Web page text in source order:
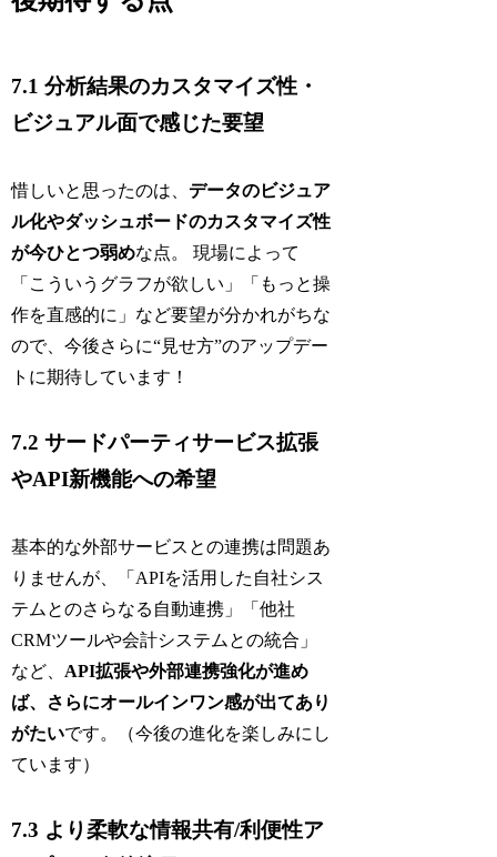
7.1 分析結果のカスタマイズ性・
ビジュアル面で感じた要望
惜しいと思ったのは、データのビジュア
ル化やダッシュボードのカスタマイズ性
が今ひとつ弱めな点。 現場によって
「こういうグラフが欲しい」「もっと操
作を直感的に」など要望が分かれがちな
ので、今後さらに“見せ方”のアップデー
トに期待しています！
7.2 サードパーティサービス拡張
やAPI新機能への希望
基本的な外部サービスとの連携は問題あ
りませんが、「APIを活用した自社シス
テムとのさらなる自動連携」「他社
CRMツールや会計システムとの統合」
など、 API拡張や外部連携強化が進め
ば、さらにオールインワン感が出てあり
がたいです。（今後の進化を楽しみにし
ています）
7.3 より柔軟な情報共有/利便性ア